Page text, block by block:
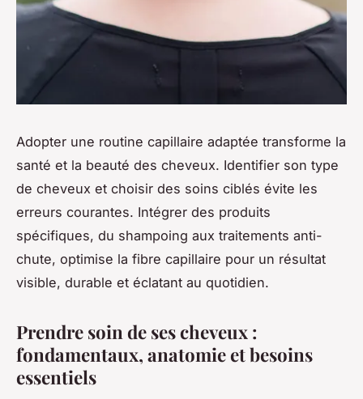
Adopter une routine capillaire adaptée transforme la
santé et la beauté des cheveux. Identifier son type
de cheveux et choisir des soins ciblés évite les
erreurs courantes. Intégrer des produits
spécifiques, du shampoing aux traitements anti-
chute, optimise la fibre capillaire pour un résultat
visible, durable et éclatant au quotidien.
Prendre soin de ses cheveux :
fondamentaux, anatomie et besoins
essentiels